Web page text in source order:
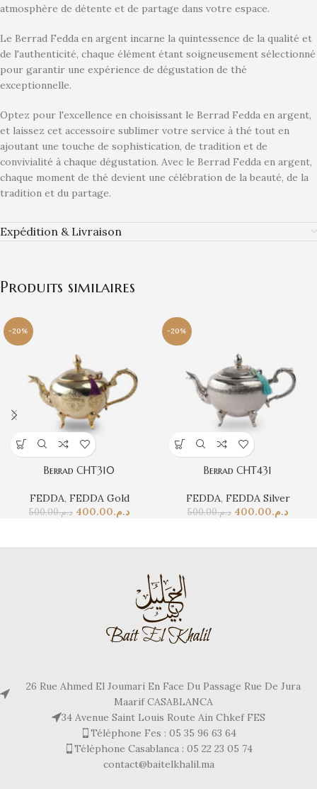
atmosphère de détente et de partage dans votre espace.
Le Berrad Fedda en argent incarne la quintessence de la qualité et
de l'authenticité, chaque élément étant soigneusement sélectionné
pour garantir une expérience de dégustation de thé
exceptionnelle.
Optez pour l'excellence en choisissant le Berrad Fedda en argent,
et laissez cet accessoire sublimer votre service à thé tout en
ajoutant une touche de sophistication, de tradition et de
convivialité à chaque dégustation. Avec le Berrad Fedda en argent,
chaque moment de thé devient une célébration de la beauté, de la
tradition et du partage.
Expédition & Livraison
Produits similaires
-20%
Berrad CHT310
FEDDA, FEDDA Gold
د.م.500.00 د.م.400.00
-20%
Berrad CHT431
FEDDA, FEDDA Silver
د.م.500.00 د.م.400.00
26 Rue Ahmed El Joumari En Face Du Passage Rue De Jura
Maarif CASABLANCA
34 Avenue Saint Louis Route Ain Chkef FES
Téléphone Fes : 05 35 96 63 64
Téléphone Casablanca : 05 22 23 05 74
contact@baitelkhalil.ma